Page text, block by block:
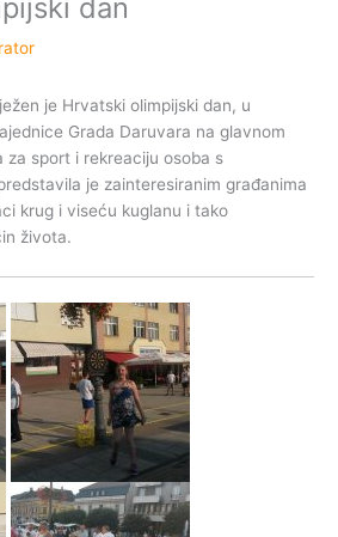
dan
je Hrvatski olimpijski dan, u
Grada Daruvara na glavnom
za sport i rekreaciju osoba s
je zainteresiranim građanima
krug i viseću kuglanu i tako
života.